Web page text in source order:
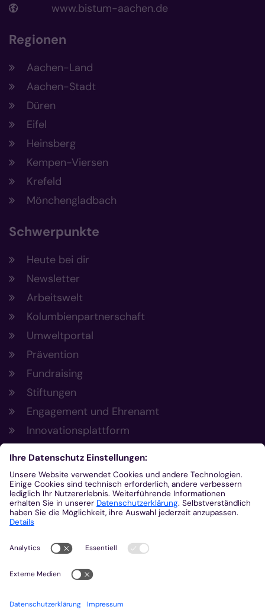
www.bistum-aachen.de
Regionen
Aachen-Land
Aachen-Stadt
Düren
Eifel
Heinsberg
Kempen-Viersen
Krefeld
Mönchengladbach
Schwerpunkte
Heute bei dir
Newsletter
Arbeitswelt
Kolumbienpartnerschaft
Umweltportal
Prävention
Fundraising
Stiftungen
Engagement und Ehrenamt
Innovationsplattform
Aus der Plattform
Nachrichten
Veranstaltungen
Gottesdienste
Stellenangebote
Kirchenzeitung
Amtsblatt (Kirchlicher Anzeiger)
Rechtsdatenbank